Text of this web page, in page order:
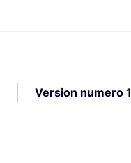
Version numero 1